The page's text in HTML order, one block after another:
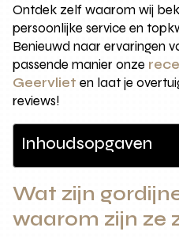
Ontdek zelf waarom wij
persoonlijke service en
Benieuwd naar ervaringen
passende manier onze
Geervliet en laat je
reviews!
Inhoudsopgaven
Wat zijn
waarom zijn ze